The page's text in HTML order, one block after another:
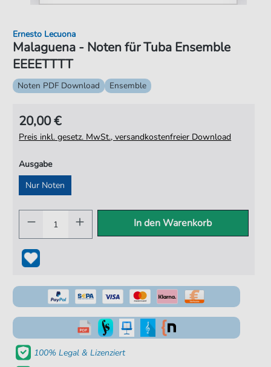
Malaguena - Noten für Tuba Ensemble
EEEETTTT
Ernesto Lecuona
Noten PDF Download Ensemble
20,00 €
Preis inkl. gesetz. MwSt., versandkostenfreier Download
Ausgabe
Nur Noten
In den Warenkorb
100% Legal & Lizenziert